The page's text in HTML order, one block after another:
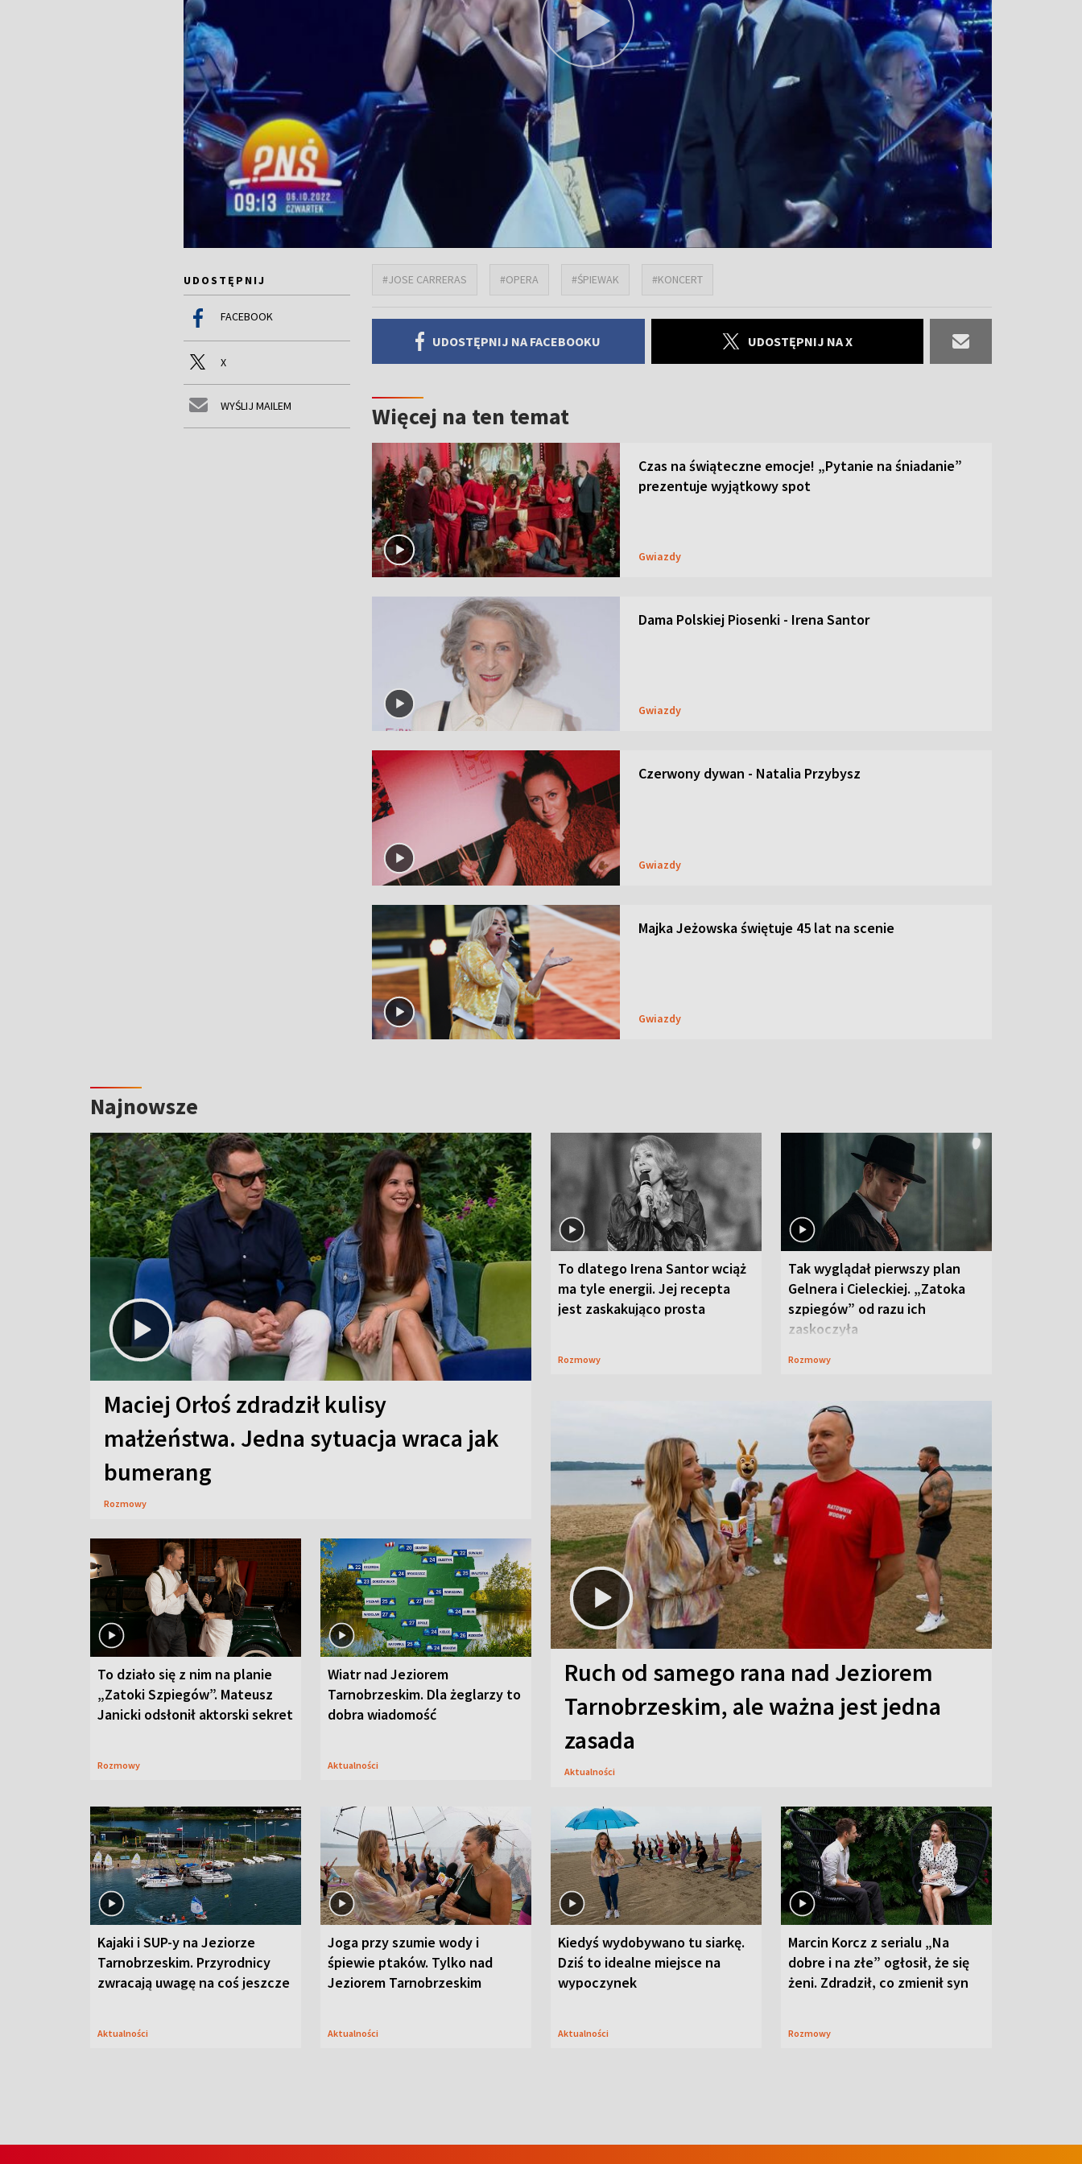
UDOSTĘPNIJ
FACEBOOK
X
WYŚLIJ MAILEM
#JOSE CARRERAS #OPERA #ŚPIEWAK #KONCERT
UDOSTĘPNIJ NA FACEBOOKU UDOSTĘPNIJ NA X
Więcej na ten temat
Czas na świąteczne emocje! „Pytanie na śniadanie”
prezentuje wyjątkowy spot
Gwiazdy
Dama Polskiej Piosenki - Irena Santor
Gwiazdy
Czerwony dywan - Natalia Przybysz
Gwiazdy
Majka Jeżowska świętuje 45 lat na scenie
Gwiazdy
Najnowsze
Maciej Orłoś zdradził kulisy
małżeństwa. Jedna sytuacja wraca jak
bumerang
Rozmowy
To dlatego Irena Santor wciąż
ma tyle energii. Jej recepta
jest zaskakująco prosta
Rozmowy
Tak wyglądał pierwszy plan
Gelnera i Cieleckiej. „Zatoka
szpiegów” od razu ich
zaskoczyła
Rozmowy
To działo się z nim na planie
„Zatoki Szpiegów”. Mateusz
Janicki odsłonił aktorski sekret
Rozmowy
Wiatr nad Jeziorem
Tarnobrzeskim. Dla żeglarzy to
dobra wiadomość
Aktualności
Ruch od samego rana nad Jeziorem
Tarnobrzeskim, ale ważna jest jedna
zasada
Aktualności
Kajaki i SUP-y na Jeziorze
Tarnobrzeskim. Przyrodnicy
zwracają uwagę na coś jeszcze
Aktualności
Joga przy szumie wody i
śpiewie ptaków. Tylko nad
Jeziorem Tarnobrzeskim
Aktualności
Kiedyś wydobywano tu siarkę.
Dziś to idealne miejsce na
wypoczynek
Aktualności
Marcin Korcz z serialu „Na
dobre i na złe” ogłosił, że się
żeni. Zdradził, co zmienił syn
Rozmowy